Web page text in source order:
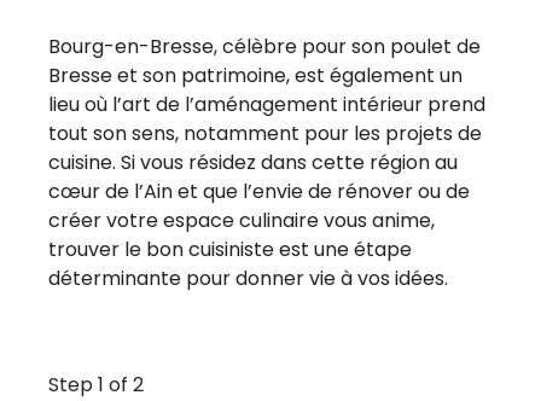
Bourg-en-Bresse, célèbre pour son poulet de
Bresse et son patrimoine, est également un
lieu où l’art de l’aménagement intérieur prend
tout son sens, notamment pour les projets de
cuisine. Si vous résidez dans cette région au
cœur de l’Ain et que l’envie de rénover ou de
créer votre espace culinaire vous anime,
trouver le bon cuisiniste est une étape
déterminante pour donner vie à vos idées.
Step1 of 2